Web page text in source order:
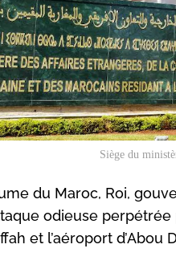
Siège du
du Maroc, Roi,
odieuse
et l’aéroport d’Abou